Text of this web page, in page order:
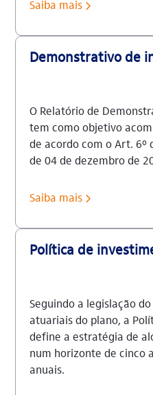
Saiba mais
Demonstrativo de
O Relatório de
tem como objetivo
de acordo com o Art. 6º
de 04 de dezembro de
Saiba mais
Política de
Seguindo a legislação
atuariais do plano, a
define a estratégia de
num horizonte de cinco
anuais.